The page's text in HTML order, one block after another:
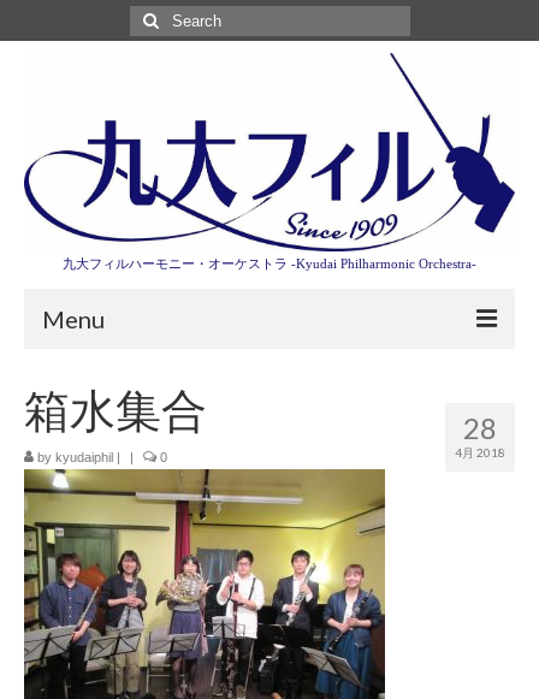
Search
for:
九大フィルハーモニー・オーケストラ -Kyudai Philharmonic Orchestra-
Menu
第3回東京特別演奏会特設ページ
演奏会情報
卒業記念演奏会2027
九大フィルとは
九大フィルの歴史
ご寄付のお願い
演奏会の歴史
28
4月 2018
箱水集合
by kyudaiphil 0